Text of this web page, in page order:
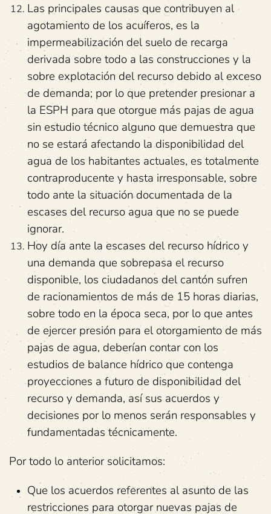
Las principales causas que contribuyen al
agotamiento de los acuíferos, es la
impermeabilización del suelo de recarga
derivada sobre todo a las construcciones y la
sobre explotación del recurso debido al exceso
de demanda; por lo que pretender presionar a
la ESPH para que otorgue más pajas de agua
sin estudio técnico alguno que demuestra que
no se estará afectando la disponibilidad del
agua de los habitantes actuales, es totalmente
contraproducente y hasta irresponsable, sobre
todo ante la situación documentada de la
escases del recurso agua que no se puede
ignorar.
Hoy día ante la escases del recurso hídrico y
una demanda que sobrepasa el recurso
disponible, los ciudadanos del cantón sufren
de racionamientos de más de 15 horas diarias,
sobre todo en la época seca, por lo que antes
de ejercer presión para el otorgamiento de más
pajas de agua, deberían contar con los
estudios de balance hídrico que contenga
proyecciones a futuro de disponibilidad del
recurso y demanda, así sus acuerdos y
decisiones por lo menos serán responsables y
fundamentadas técnicamente.
Por todo lo anterior solicitamos:
Que los acuerdos referentes al asunto de las
restricciones para otorgar nuevas pajas de